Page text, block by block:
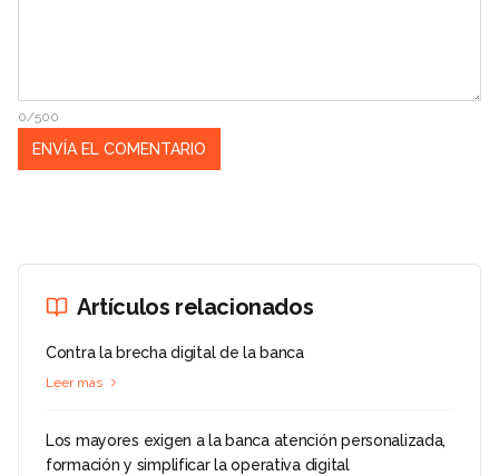
0/500
Artículos relacionados
Contra la brecha digital de la banca
Leer más
Los mayores exigen a la banca atención personalizada,
formación y simplificar la operativa digital